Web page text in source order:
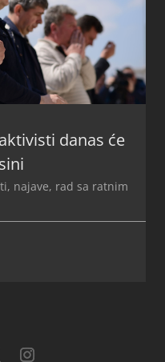
danas će
, najave, rad sa ratnim